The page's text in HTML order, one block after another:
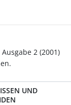
2 (2001)
UND